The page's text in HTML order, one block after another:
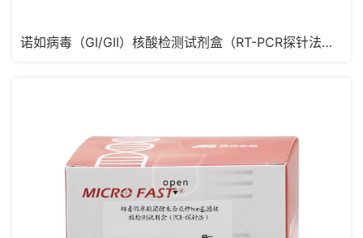
诺如病毒（GI/GII）核酸检测试剂盒（RT-PCR探针法，含MS2）